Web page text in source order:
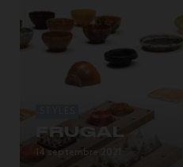
FRUGAL
14 septembre 2021